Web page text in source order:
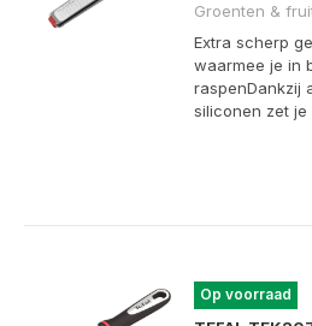
Extra scherp
waarmee je in
raspenDankzij
siliconen zet
Op voorraad